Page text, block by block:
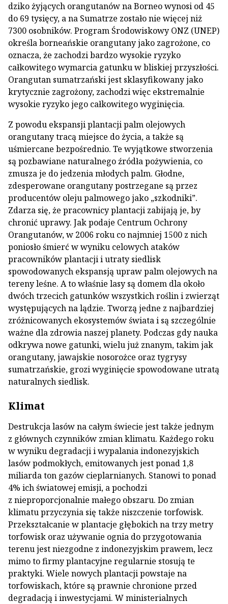
dziko żyjących orangutanów na Borneo wynosi od 45
do 69 tysięcy, a na Sumatrze zostało nie więcej niż
7300 osobników. Program Środowiskowy ONZ (UNEP)
określa borneańskie orangutany jako zagrożone, co
oznacza, że zachodzi bardzo wysokie ryzyko
całkowitego wymarcia gatunku w bliskiej przyszłości.
Orangutan sumatrzański jest sklasyfikowany jako
krytycznie zagrożony, zachodzi więc ekstremalnie
wysokie ryzyko jego całkowitego wyginięcia.
Z powodu ekspansji plantacji palm olejowych
orangutany tracą miejsce do życia, a także są
uśmiercane bezpośrednio. Te wyjątkowe stworzenia
są pozbawiane naturalnego źródła pożywienia, co
zmusza je do jedzenia młodych palm. Głodne,
zdesperowane orangutany postrzegane są przez
producentów oleju palmowego jako „szkodniki”.
Zdarza się, że pracownicy plantacji zabijają je, by
chronić uprawy. Jak podaje Centrum Ochrony
Orangutanów, w 2006 roku co najmniej 1500 z nich
poniosło śmierć w wyniku celowych ataków
pracowników plantacji i utraty siedlisk
spowodowanych ekspansją upraw palm olejowych na
tereny leśne. A to właśnie lasy są domem dla około
dwóch trzecich gatunków wszystkich roślin i zwierząt
występujących na lądzie. Tworzą jedne z najbardziej
zróżnicowanych ekosystemów świata i są szczególnie
ważne dla zdrowia naszej planety. Podczas gdy nauka
odkrywa nowe gatunki, wielu już znanym, takim jak
orangutany, jawajskie nosorożce oraz tygrysy
sumatrzańskie, grozi wyginięcie spowodowane utratą
naturalnych siedlisk.
Klimat
Destrukcja lasów na całym świecie jest także jednym
z głównych czynników zmian klimatu. Każdego roku
w wyniku degradacji i wypalania indonezyjskich
lasów podmokłych, emitowanych jest ponad 1,8
miliarda ton gazów cieplarnianych. Stanowi to ponad
4% ich światowej emisji, a pochodzi
z nieproporcjonalnie małego obszaru. Do zmian
klimatu przyczynia się także niszczenie torfowisk.
Przekształcanie w plantacje głębokich na trzy metry
torfowisk oraz używanie ognia do przygotowania
terenu jest niezgodne z indonezyjskim prawem, lecz
mimo to firmy plantacyjne regularnie stosują te
praktyki. Wiele nowych plantacji powstaje na
torfowiskach, które są prawnie chronione przed
degradacją i inwestycjami. W ministerialnych